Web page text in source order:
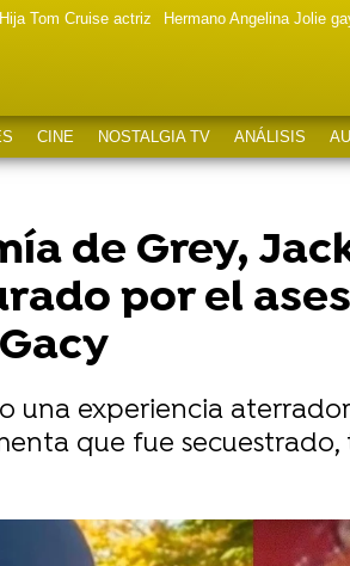
Hija Tom Cruise actriz Hermano Angelina Jolie
CINE NOSTALGIA TV ANÁLISIS
de Grey,
por el
una experiencia
que fue